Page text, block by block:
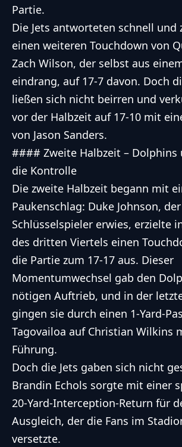
Partie.
Die Jets antworteten schnell und
einen weiteren Touchdown von
Zach Wilson, der selbst aus
eindrang, auf 17-7 davon. Doch
ließen sich nicht beirren und
vor der Halbzeit auf 17-10 mit
von Jason Sanders.
#### Zweite Halbzeit – Dolphins
die Kontrolle
Die zweite Halbzeit begann mit
Paukenschlag: Duke Johnson,
Schlüsselspieler erwies, erzielte
des dritten Viertels einen
die Partie zum 17-17 aus. Dieser
Momentumwechsel gab den
nötigen Auftrieb, und in der
gingen sie durch einen 1-Yard-
Tagovailoa auf Christian Wilkins
Führung.
Doch die Jets gaben sich nicht
Brandin Echols sorgte mit einer
20-Yard-Interception-Return für
Ausgleich, der die Fans im
versetzte.